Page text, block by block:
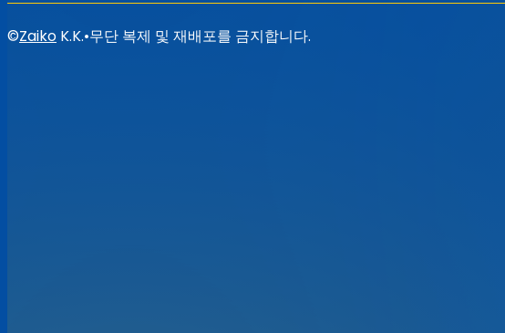
©Zaiko K.K.•무단 복제 및 재배포를 금지합니다.